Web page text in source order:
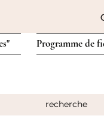
Programme de